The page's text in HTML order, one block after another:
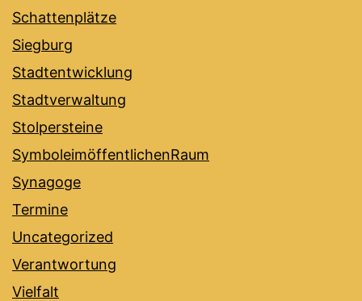
Schattenplätze
Siegburg
Stadtentwicklung
Stadtverwaltung
Stolpersteine
SymboleimöffentlichenRaum
Synagoge
Termine
Uncategorized
Verantwortung
Vielfalt